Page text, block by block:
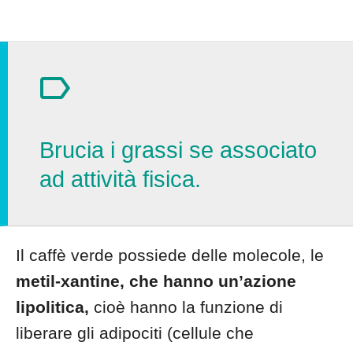
Brucia i grassi se associato
ad attività fisica.
Il caffè verde possiede delle molecole, le
metil-xantine, che hanno un’azione
lipolitica, cioè hanno la funzione di
liberare gli adipociti (cellule che